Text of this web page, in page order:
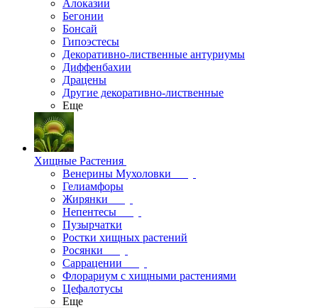
Алоказии
Бегонии
Бонсай
Гипоэстесы
Декоративно-лиственные антуриумы
Диффенбахии
Драцены
Другие декоративно-лиственные
Еще
Хищные Растения
Венерины Мухоловки
Гелиамфоры
Жирянки
Непентесы
Пузырчатки
Ростки хищных растений
Росянки
Саррацении
Флорариум с хищными растениями
Цефалотусы
Еще